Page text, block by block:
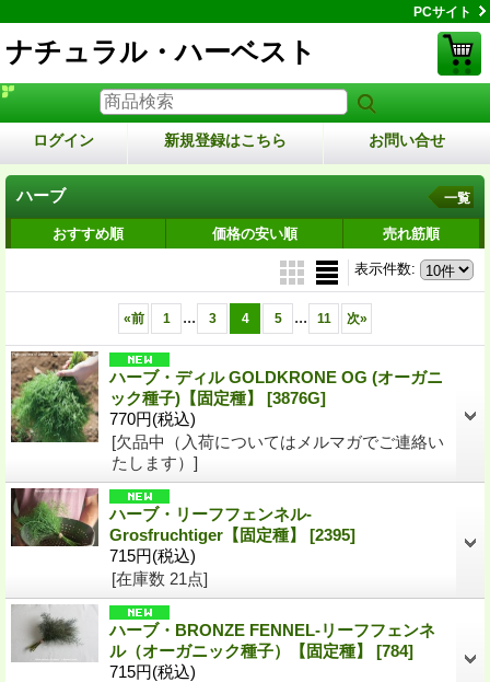
PCサイト
ナチュラル・ハーベスト
ログイン 新規登録はこちら お問い合せ
ハーブ 一覧
おすすめ順 価格の安い順 売れ筋順
表示件数:
«前 1 ... 3 4 5 ... 11 次»
ハーブ・ディル GOLDKRONE OG (オーガニ
ック種子)【固定種】 [3876G]
770円(税込)
[欠品中（入荷についてはメルマガでご連絡い
たします）]
ハーブ・リーフフェンネル-
Grosfruchtiger【固定種】 [2395]
715円(税込)
[在庫数 21点]
ハーブ・BRONZE FENNEL-リーフフェンネ
ル（オーガニック種子）【固定種】 [784]
715円(税込)